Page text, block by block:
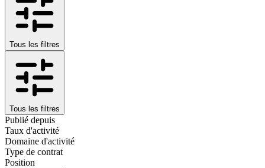
Tous les filtres
Tous les filtres
Publié depuis
Taux d'activité
Domaine d'activité
Type de contrat
Position